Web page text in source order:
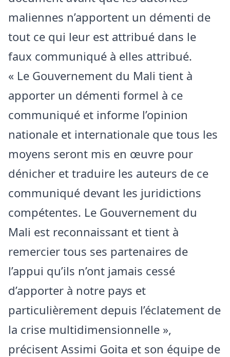
maliennes n’apportent un démenti de
tout ce qui leur est attribué dans le
faux communiqué à elles attribué.
« Le Gouvernement du Mali tient à
apporter un démenti formel à ce
communiqué et informe l’opinion
nationale et internationale que tous les
moyens seront mis en œuvre pour
dénicher et traduire les auteurs de ce
communiqué devant les juridictions
compétentes. Le Gouvernement du
Mali est reconnaissant et tient à
remercier tous ses partenaires de
l’appui qu’ils n’ont jamais cessé
d’apporter à notre pays et
particulièrement depuis l’éclatement de
la crise multidimensionnelle »,
précisent Assimi Goita et son équipe de